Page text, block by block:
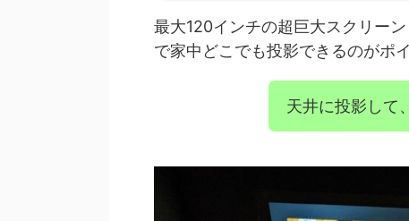
最大120インチの超巨大スクリー
で家中どこでも投影できるのがポ
天井に投影して